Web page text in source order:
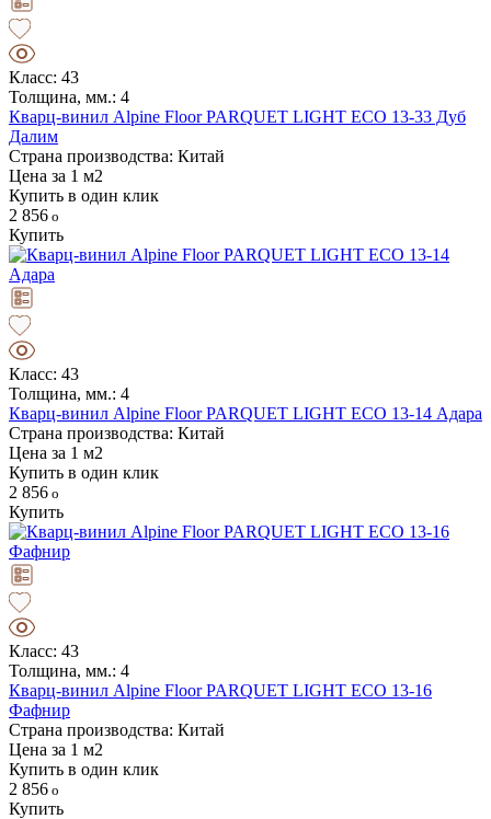
Класс: 43
Толщина, мм.: 4
Кварц-винил Alpine Floor PARQUET LIGHT ECO 13-33 Дуб
Далим
Страна производства: Китай
Цена за 1 м2
Купить в один клик
2 856
Купить
Класс: 43
Толщина, мм.: 4
Кварц-винил Alpine Floor PARQUET LIGHT ЕСО 13-14 Адара
Страна производства: Китай
Цена за 1 м2
Купить в один клик
2 856
Купить
Класс: 43
Толщина, мм.: 4
Кварц-винил Alpine Floor PARQUET LIGHT ЕСО 13-16
Фафнир
Страна производства: Китай
Цена за 1 м2
Купить в один клик
2 856
Купить